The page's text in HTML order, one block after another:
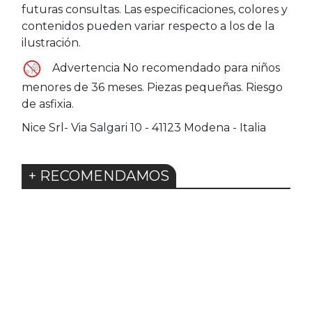
futuras consultas. Las especificaciones, colores y
contenidos pueden variar respecto a los de la
ilustración.
Advertencia No recomendado para niños
menores de 36 meses. Piezas pequeñas. Riesgo
de asfixia.
Nice Srl- Via Salgari 10 - 41123 Modena - Italia
+ RECOMENDAMOS